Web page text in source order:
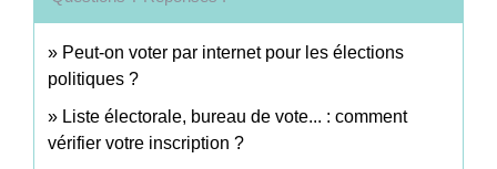
Peut-on voter par internet pour les élections
politiques ?
Liste électorale, bureau de vote... : comment
vérifier votre inscription ?